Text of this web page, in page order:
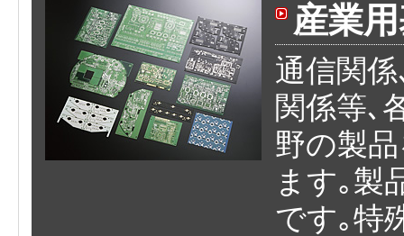
産業
通信関
関係等､
野の製
ます｡製
です｡特